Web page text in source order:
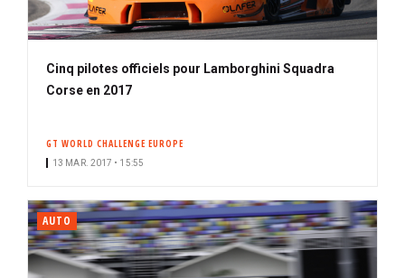
Cinq pilotes officiels pour Lamborghini Squadra
Corse en 2017
GT WORLD CHALLENGE EUROPE
13 MAR. 2017 • 15:55
AUTO